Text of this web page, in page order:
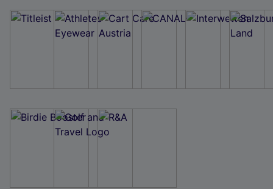
Wir und unsere Partner verarbeiten Daten, um
Verwendung genauer Standortdaten. Endgeräteeigenschaften zur Identifikation